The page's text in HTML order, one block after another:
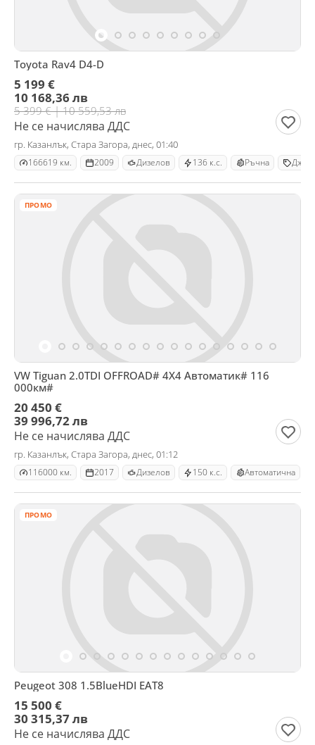
Toyota Rav4 D4-D
5 199 €
10 168,36 лв
5 399 € | 10 559,53 лв
Не се начислява ДДС
гр. Казанлък, Стара Загора, днес, 01:40
166619 км. 2009 Дизелов 136 к.с. Ръчна Джип
ПРОМО
VW Tiguan 2.0TDI OFFROAD# 4Х4 Автоматик# 116
000км#
20 450 €
39 996,72 лв
Не се начислява ДДС
гр. Казанлък, Стара Загора, днес, 01:12
116000 км. 2017 Дизелов 150 к.с. Автоматична
ПРОМО
Peugeot 308 1.5BlueHDI EAT8
15 500 €
30 315,37 лв
Не се начислява ДДС